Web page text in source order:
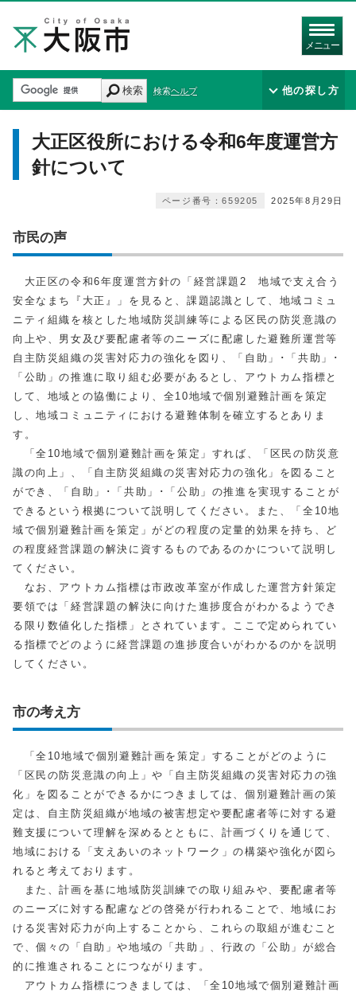
メニュー
検索 検索ヘルプ 他の探し方
大正区役所における令和6年度運営方
針について
2025年8月29日
ページ番号：659205
市民の声
大正区の令和6年度運営方針の「経営課題2 地域で支え合う
安全なまち『大正』」を見ると、課題認識として、地域コミュ
ニティ組織を核とした地域防災訓練等による区民の防災意識の
向上や、男女及び要配慮者等のニーズに配慮した避難所運営等
自主防災組織の災害対応力の強化を図り、「自助」･「共助」･
「公助」の推進に取り組む必要があるとし、アウトカム指標と
して、地域との協働により、全10地域で個別避難計画を策定
し、地域コミュニティにおける避難体制を確立するとありま
す。
「全10地域で個別避難計画を策定」すれば、「区民の防災意
識の向上」、「自主防災組織の災害対応力の強化」を図ること
ができ、「自助」･「共助」･「公助」の推進を実現することが
できるという根拠について説明してください。また、「全10地
域で個別避難計画を策定」がどの程度の定量的効果を持ち、ど
の程度経営課題の解決に資するものであるのかについて説明し
てください。
なお、アウトカム指標は市政改革室が作成した運営方針策定
要領では「経営課題の解決に向けた進捗度合がわかるようでき
る限り数値化した指標」とされています。ここで定められてい
る指標でどのように経営課題の進捗度合いがわかるのかを説明
してください。
市の考え方
「全10地域で個別避難計画を策定」することがどのように
「区民の防災意識の向上」や「自主防災組織の災害対応力の強
化」を図ることができるかにつきましては、個別避難計画の策
定は、自主防災組織が地域の被害想定や要配慮者等に対する避
難支援について理解を深めるとともに、計画づくりを通じて、
地域における「支えあいのネットワーク」の構築や強化が図ら
れると考えております。
また、計画を基に地域防災訓練での取り組みや、要配慮者等
のニーズに対する配慮などの啓発が行われることで、地域にお
ける災害対応力が向上することから、これらの取組が進むこと
で、個々の「自助」や地域の「共助」、行政の「公助」が総合
的に推進されることにつながります。
アウトカム指標につきましては、「全10地域で個別避難計画